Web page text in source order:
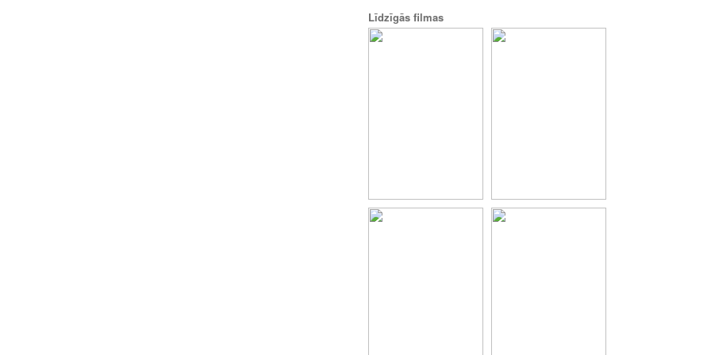
Līdzīgās filmas